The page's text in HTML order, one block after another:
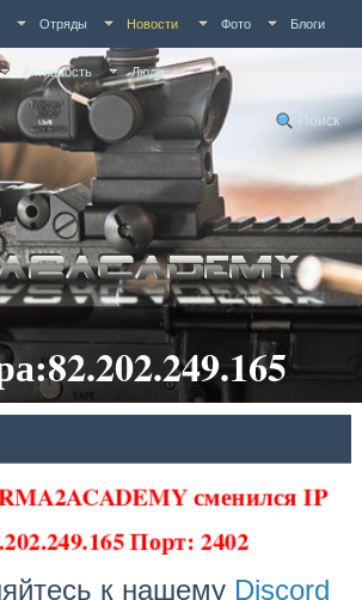
Отряды Новости Фото Блоги
Активность Люди
Поиск
сменился IP
Порт: 2402
к нашему Discord